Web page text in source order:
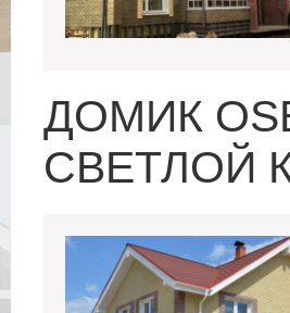
ДОМИК
СВЕТЛОЙ